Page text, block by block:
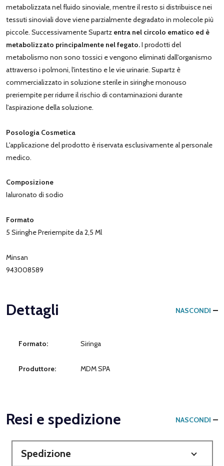
metabolizzata nel fluido sinoviale, mentre il resto si distribuisce nei
tessuti sinoviali dove viene parzialmente degradato in molecole più
piccole. Successivamente Supartz entra nel circolo ematico ed è
metabolizzato principalmente nel fegato.I prodotti del
metabolismo non sono tossici e vengono eliminati dall'organismo
attraverso i polmoni, l'intestino e le vie urinarie. Supartz è
commercializzato in soluzione sterile in siringhe monouso
preriempite per ridurre il rischio di contaminazioni durante
l'aspirazione della soluzione.
Posologia Cosmetica
L'applicazione del prodotto è riservata esclusivamente al personale
medico.
Composizione
Ialuronato di sodio
Formato
5 Siringhe Preriempite da 2,5 Ml
Minsan
943008589
Dettagli NASCONDI
Formato: Siringa
Produttore: MDM SPA
Resi e spedizione NASCONDI
Spedizione